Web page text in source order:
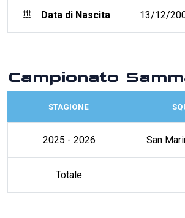
Data di Nascita 13/12/
Campionato
STAGIONE
2025 - 2026 San
Totale